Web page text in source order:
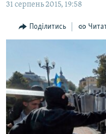
Перейти
пошуку
ПОГЛЯД
ІНТЕРВ'Ю
СПЕЦПРОЕКТИ
ДЕПОРТАЦІЯ
ВІДЕОУРОКИ «ELIFBE»
СВІДЧЕННЯ ОКУПАЦІЇ
ЯК ОБІЙТИ БЛОКУВАННЯ
Русский
Qırımtatar
31 серпень 2015, 19:58
Поділитись